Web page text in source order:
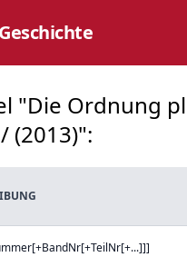
"Die Ordnung
(2013)":